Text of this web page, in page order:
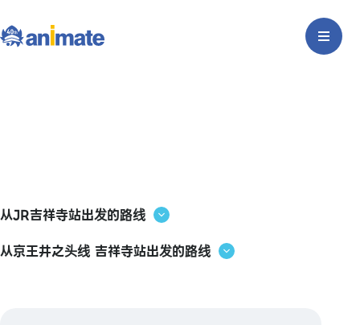
从JR吉祥寺站出发的路线
从京王井之头线 吉祥寺站出发的路线